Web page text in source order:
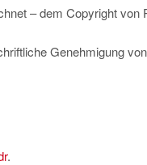
– dem Copyright von
Genehmigung
.